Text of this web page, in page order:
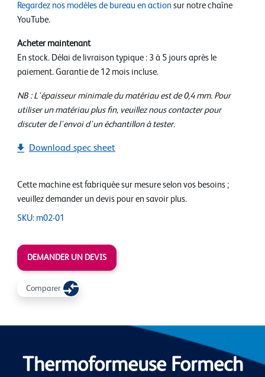
Regardez nos modèles de bureau en action sur notre chaîne
YouTube.
Acheter maintenant
En stock. Délai de livraison typique : 3 à 5 jours après le
paiement. Garantie de 12 mois incluse.
NB : L'épaisseur minimale du matériau est de 0,4 mm. Pour
utiliser un matériau plus fin, veuillez nous contacter pour
discuter de l'envoi d'un échantillon à tester.
Download spec sheet
Cette machine est fabriquée sur mesure selon vos besoins ;
veuillez demander un devis pour en savoir plus.
SKU: m02-01
DEMANDER UN DEVIS
Comparer
Thermoformeuse Formech